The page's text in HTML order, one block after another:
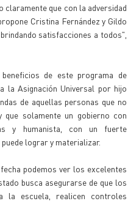
que con la adversidad
Cristina Fernández y Gildo
satisfacciones a todos",
de este programa de
la Asignación Universal por hijo
de aquellas personas que no
que solamente un gobierno con
y humanista, con un fuerte
lograr y materializar.
podemos ver los excelentes
busca asegurarse de que los
la escuela, realicen controles